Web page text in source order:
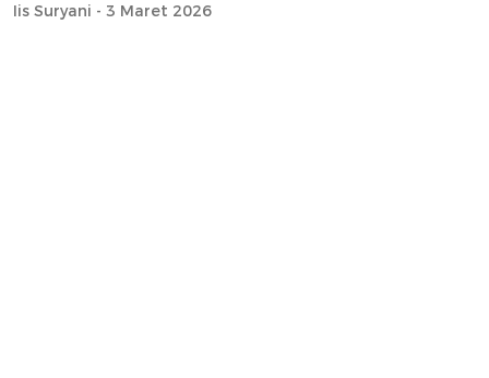
Iis Suryani - 3 Maret 2026